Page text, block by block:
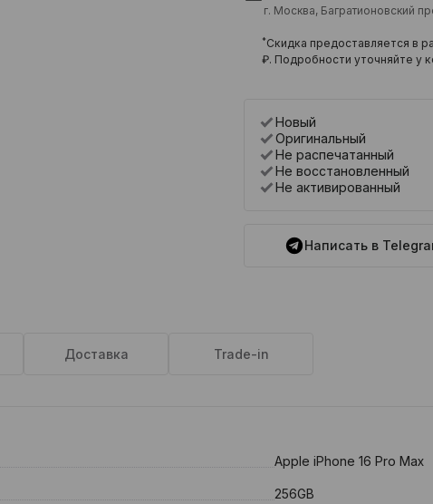
г. Москва, Багратионовский
*Скидка предоставляется в
₽. Подробности уточняйте у
Новый
Оригинальный
Не распечатанный
Не восстановленный
Не активированный
Написать в
Доставка Trade-in
Apple iPhone 16 Pro Max
256GB